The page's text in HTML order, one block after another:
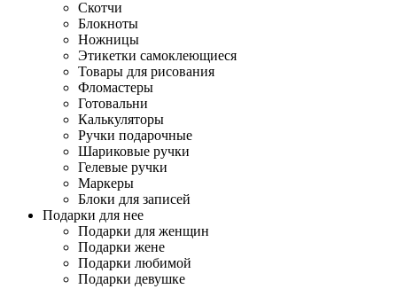
Скотчи
Блокноты
Ножницы
Этикетки самоклеющиеся
Товары для рисования
Фломастеры
Готовальни
Калькуляторы
Ручки подарочные
Шариковые ручки
Гелевые ручки
Маркеры
Блоки для записей
Подарки для нее
Подарки для женщин
Подарки жене
Подарки любимой
Подарки девушке